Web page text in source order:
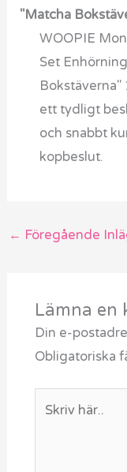
"Matcha
WOOPIE
Set
Bokstäverna"
ett tydligt
och snabbt
kopbeslut.
← Föregående
Lämna en
Din e-
Obligatoriska